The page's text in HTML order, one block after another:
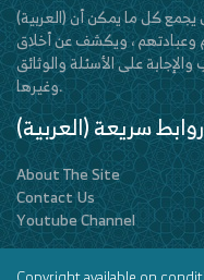
(العربية) موقع الإسلام العتيق هو موقع عام وشامل يجمع كل ما يمكن أن
وعبادتهم ، ويكشف عن أخلاق
على الأسئلة والوثائق
وغيرها.
(العربية) روابط سريعة
About The Site
Contact Us
Youtube Channel